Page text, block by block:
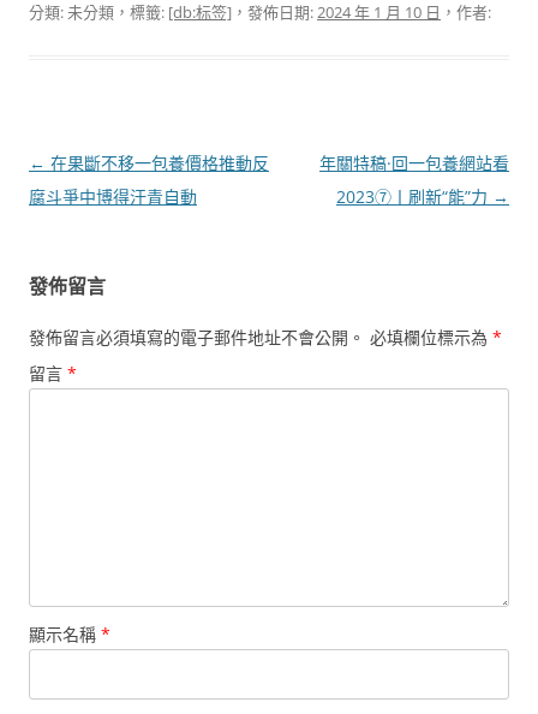
分類: 未分類，標籤: [db:标签] ，發佈日期:2024 年 1 月 10 日 ，作者:
文
章
← 在果斷不移一包養價格推動反
腐斗爭中博得汗青自動
年關特稿·回一包養網站看
2023⑦丨刷新“能”力 →
發佈留言
發佈留言必須填寫的電子郵件地址不會公開。 必填欄位標示為 *
留言 *
顯示名稱 *